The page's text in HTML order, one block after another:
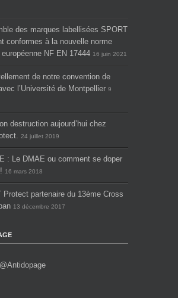
des marques labellisées SPORT
conformes à la nouvelle norme
NF EN 17444 16 juin 2021
de notre convention de
l’Université de Montpellier 9
destruction aujourd’hui chez
24 juillet 2019
: Le DMAE ou comment se doper
16 mars 2018
Protect partenaire du 13ème Cross
13 décembre 2017